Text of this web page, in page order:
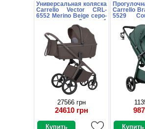
Универсальная коляска
Carrello Vector CRL-
6552 Merino Beige серо-
коричневая 2 в 1
люлька и блок
27566 грн
24610 грн
Carrello
5529